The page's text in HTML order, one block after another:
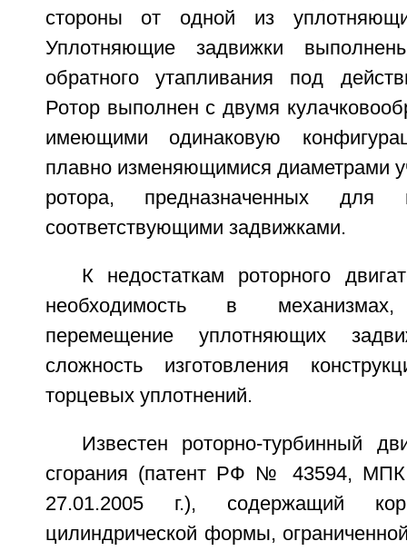
стороны от одной из
Уплотняющие задвижки
обратного утапливания под
Ротор выполнен с двумя
имеющими одинаковую
плавно изменяющимися диаметрами
ротора, предназначенных для
соответствующими задвижками.
К недостаткам роторного
необходимость в механизмах,
перемещение уплотняющих
сложность изготовления
торцевых уплотнений.
Известен роторно-турбинный
сгорания (патент РФ № 43594, МПК
27.01.2005 г.), содержащий
цилиндрической формы,